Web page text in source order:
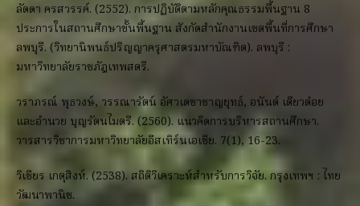
ลัดดา ครสวรรค์. (2552). การปฏิบัติตามหลักคุณธรรมพื้นฐาน 8
ประการในสถานศึกษาขั้นพื้นฐาน สังกัดสำนักงานเขตพื้นที่การศึกษา
ลพบุรี. (วิทยานิพนธ์ปริญญาครุศาสตรมหาบัณฑิต). ลพบุรี :
มหาวิทยาลัยราชภัฎเทพสตรี.
วราภรณ์ พุธวงษ์, วรรณารัตน์ อัศวเดชาชาญยุทธ์, อนันต์ เตียวต๋อย
และอำนวย บุญรัตนไมตรี. (2560). แนวคิดการบริหารสถานศึกษา.
วารสารวิชาการมหาวิทยาลัยอีสเทิร์นเอเชีย. 7(1), 16-23.
วิเชียร เกตุสิงห์. (2538). สถิติวิเคราะห์สำหรับการวิจัย. กรุงเทพฯ : ไทย
วัฒนาพานิช.